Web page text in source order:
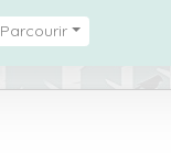
Parcourir